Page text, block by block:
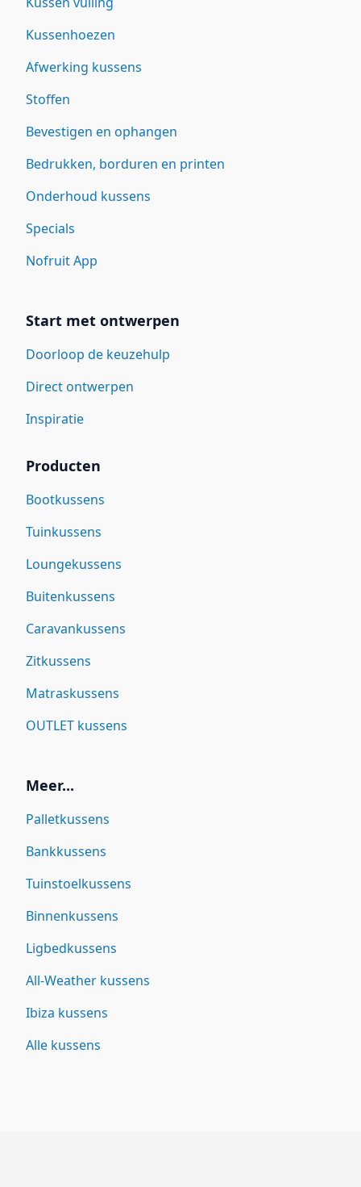
Kussenhoezen
Afwerking kussens
Stoffen
Bevestigen en ophangen
Bedrukken, borduren en printen
Onderhoud kussens
Specials
Nofruit App
Start met ontwerpen
Doorloop de keuzehulp
Direct ontwerpen
Inspiratie
Producten
Bootkussens
Tuinkussens
Loungekussens
Buitenkussens
Caravankussens
Zitkussens
Matraskussens
OUTLET kussens
Meer...
Palletkussens
Bankkussens
Tuinstoelkussens
Binnenkussens
Ligbedkussens
All-Weather kussens
Ibiza kussens
Alle kussens